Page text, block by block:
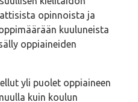
opinnoista ja
kuuluneista
oppiaineiden
yli puolet oppiaineen
kuin koulun